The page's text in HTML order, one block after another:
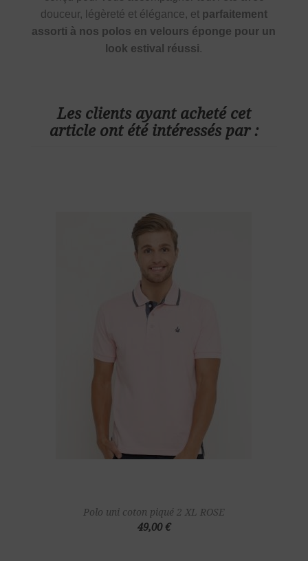
douceur, légèreté et élégance, et parfaitement
assorti à nos polos en velours éponge pour un
look estival réussi.
Les clients ayant acheté cet
article ont été intéressés par :
Polo uni coton piqué 2 XL ROSE
49,00 €